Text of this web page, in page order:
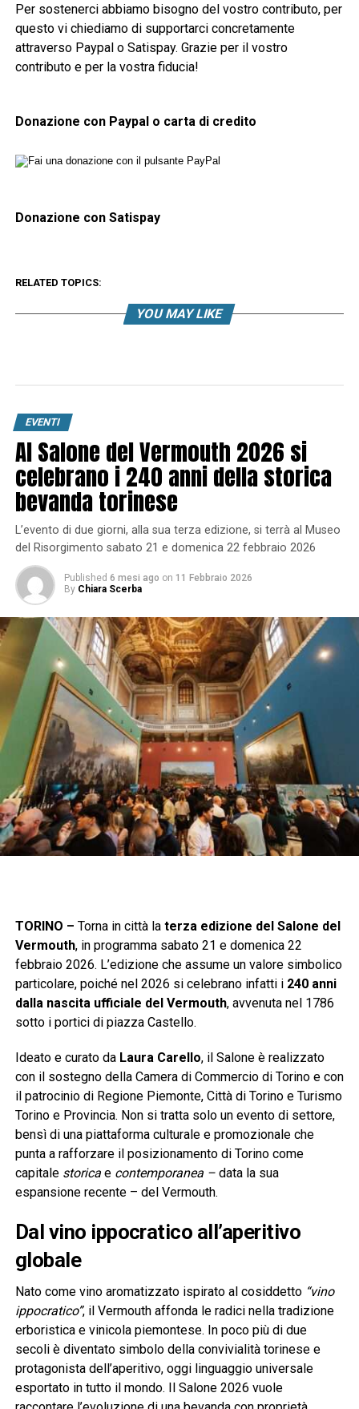
Per sostenerci abbiamo bisogno del vostro contributo, per
questo vi chiediamo di supportarci concretamente
attraverso Paypal o Satispay. Grazie per il vostro
contributo e per la vostra fiducia!
Donazione con Paypal o carta di credito
Donazione con Satispay
RELATED TOPICS:
YOU MAY LIKE
EVENTI
Al Salone del Vermouth 2026 si
celebrano i 240 anni della storica
bevanda torinese
L’evento di due giorni, alla sua terza edizione, si terrà al Museo
del Risorgimento sabato 21 e domenica 22 febbraio 2026
Published 6 mesi ago on 11 Febbraio 2026
By Chiara Scerba
TORINO – Torna in città la terza edizione del Salone del
Vermouth, in programma sabato 21 e domenica 22
febbraio 2026. L’edizione che assume un valore simbolico
particolare, poiché nel 2026 si celebrano infatti i 240 anni
dalla nascita ufficiale del Vermouth, avvenuta nel 1786
sotto i portici di piazza Castello.
Ideato e curato da Laura Carello, il Salone è realizzato
con il sostegno della Camera di Commercio di Torino e con
il patrocinio di Regione Piemonte, Città di Torino e Turismo
Torino e Provincia. Non si tratta solo un evento di settore,
bensì di una piattaforma culturale e promozionale che
punta a rafforzare il posizionamento di Torino come
capitale storicae contemporanea – data la sua
espansione recente – del Vermouth.
Dal vino ippocratico all’aperitivo
globale
Nato come vino aromatizzato ispirato al cosiddetto “vino
ippocratico”, il Vermouth affonda le radici nella tradizione
erboristica e vinicola piemontese. In poco più di due
secoli è diventato simbolo della convivialità torinese e
protagonista dell’aperitivo, oggi linguaggio universale
esportato in tutto il mondo. Il Salone 2026 vuole